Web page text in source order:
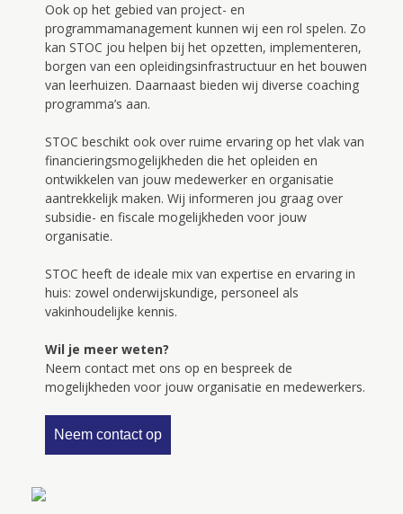
Ook op het gebied van project- en
programmamanagement kunnen wij een rol spelen. Zo
kan STOC jou helpen bij het opzetten, implementeren,
borgen van een opleidingsinfrastructuur en het bouwen
van leerhuizen. Daarnaast bieden wij diverse coaching
programma’s aan.
STOC beschikt ook over ruime ervaring op het vlak van
financieringsmogelijkheden die het opleiden en
ontwikkelen van jouw medewerker en organisatie
aantrekkelijk maken. Wij informeren jou graag over
subsidie- en fiscale mogelijkheden voor jouw
organisatie.
STOC heeft de ideale mix van expertise en ervaring in
huis: zowel onderwijskundige, personeel als
vakinhoudelijke kennis.
Wil je meer weten?
Neem contact met ons op en bespreek de
mogelijkheden voor jouw organisatie en medewerkers.
Neem contact op